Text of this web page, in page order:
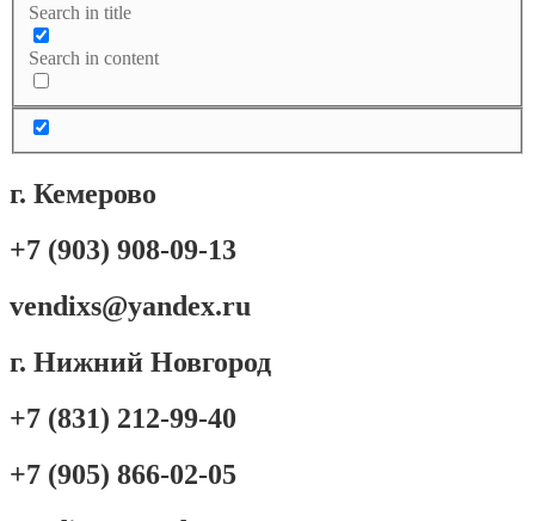
Search in title
Search in content
г. Кемерово
+7 (903) 908-09-13
vendixs@yandex.ru
г. Нижний Новгород
+7 (831) 212-99-40
+7 (905) 866-02-05